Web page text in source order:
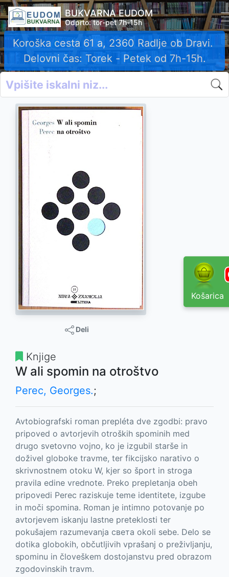
BUKVARNA EUDOM
Odprto: tor-pet 7h-15h
Koroška cesta 61 a, 2360 Radlje ob Dravi.
Delovni čas: Torek - Petek od 7h-15h.
Košarica
Deli
Knjige
W ali spomin na otroštvo
Perec, Georges.;
Avtobiografski roman prepléta dve zgodbi: pravo
pripoved o avtorjevih otroških spominih med
drugo svetovno vojno, ko je izgubil starše in
doživel globoke travme, ter fikcijsko narativo o
skrivnostnem otoku W, kjer so šport in stroga
pravila edine vrednote. Preko prepletanja obeh
pripovedi Perec raziskuje teme identitete, izgube
in moči spomina. Roman je intimno potovanje po
avtorjevem iskanju lastne preteklosti ter
pokušajem razumevanja света okoli sebe. Delo se
dotika globokih, občutljivih vprašanj o preživljanju,
spominu in človeškem dostojanstvu pred obrazom
zgodovinskih travm.